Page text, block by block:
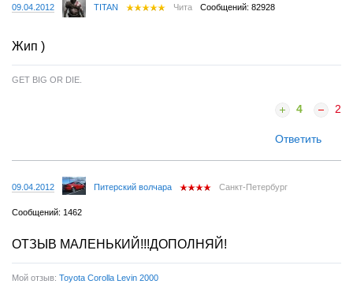
09.04.2012 TITAN Чита Сообщений: 82928
Жип )
GET BIG OR DIE.
4 2
Ответить
09.04.2012 Питерский волчара Санкт-Петербург
Сообщений: 1462
ОТЗЫВ МАЛЕНЬКИЙ!!!ДОПОЛНЯЙ!
Мой отзыв: Toyota Corolla Levin 2000